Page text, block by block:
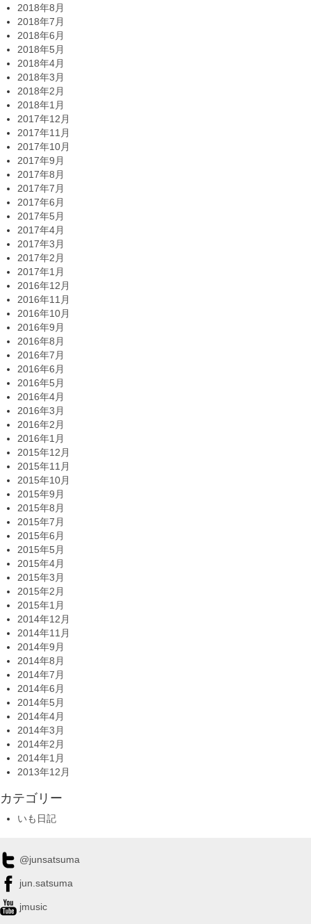
2018年8月
2018年7月
2018年6月
2018年5月
2018年4月
2018年3月
2018年2月
2018年1月
2017年12月
2017年11月
2017年10月
2017年9月
2017年8月
2017年7月
2017年6月
2017年5月
2017年4月
2017年3月
2017年2月
2017年1月
2016年12月
2016年11月
2016年10月
2016年9月
2016年8月
2016年7月
2016年6月
2016年5月
2016年4月
2016年3月
2016年2月
2016年1月
2015年12月
2015年11月
2015年10月
2015年9月
2015年8月
2015年7月
2015年6月
2015年5月
2015年4月
2015年3月
2015年2月
2015年1月
2014年12月
2014年11月
2014年9月
2014年8月
2014年7月
2014年6月
2014年5月
2014年4月
2014年3月
2014年2月
2014年1月
2013年12月
カテゴリー
いも日記
@junsatsuma
jun.satsuma
jmusic